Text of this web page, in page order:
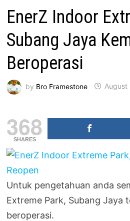
EnerZ Indoor
Subang Jaya
Beroperasi
by Bro Framestone August
368
SHARES
Untuk pengetahuan anda
Extreme Park, Subang Jaya
beroperasi.